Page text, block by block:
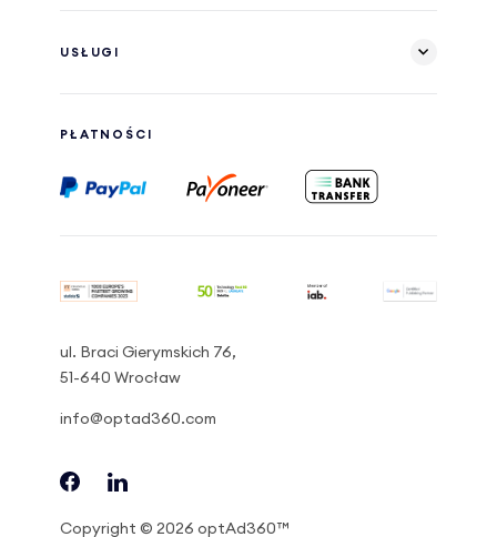
USŁUGI
PŁATNOŚCI
ul. Braci Gierymskich 76,
51-640 Wrocław
info@optad360.com
Copyright © 2026 optAd360™